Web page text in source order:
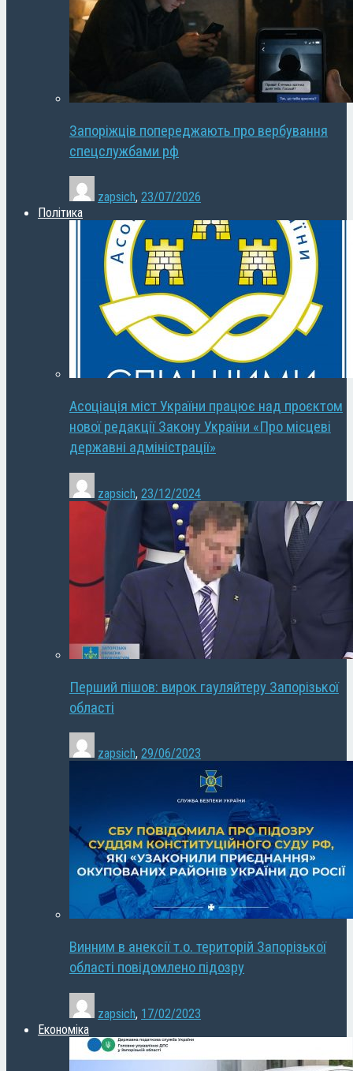
Запоріжців попереджають про вербування
спецслужбами рф
zapsich, 23/07/2026
Політика
Асоціація міст України працює над проєктом
нової редакції Закону України «Про місцеві
державні адміністрації»
zapsich, 23/12/2024
Перший пішов: вирок гауляйтеру Запорізької
області
zapsich, 29/06/2023
Винним в анексії т.о. територій Запорізької
області повідомлено підозру
zapsich, 17/02/2023
Економіка